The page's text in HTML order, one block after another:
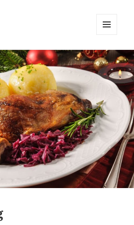
WIDGETS